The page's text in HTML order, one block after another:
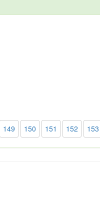
149 150 151 152 153